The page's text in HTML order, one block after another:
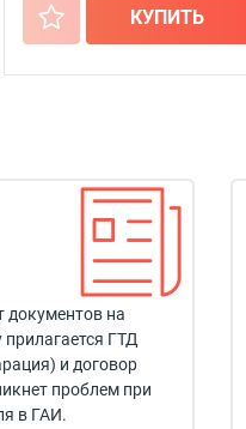
+ КУПИТЬ
документов на
ГТД
и договор
проблем при
в ГАИ.